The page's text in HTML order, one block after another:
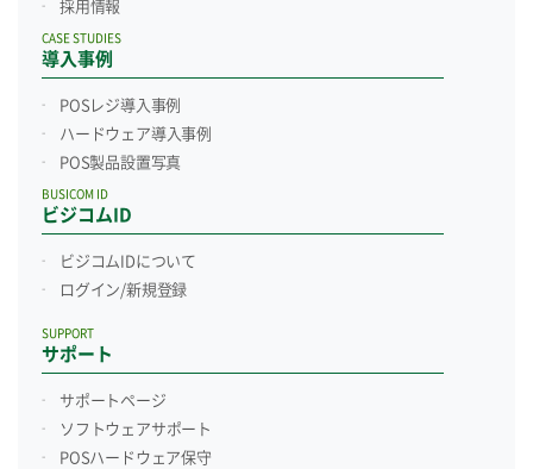
採用情報
導入事例
CASE STUDIES
POSレジ導入事例
ハードウェア導入事例
POS製品設置写真
ビジコムID
BUSICOM ID
ビジコムIDについて
ログイン/新規登録
サポート
SUPPORT
サポートページ
ソフトウェアサポート
POSハードウェア保守